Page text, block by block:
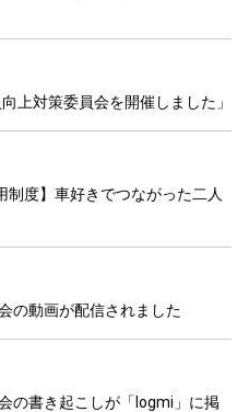
上対策委員会を開催しました」
制度】車好きでつながった二人
の動画が配信されました
の書き起こしが「logmi」に掲